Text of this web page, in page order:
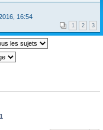
16:54
1 2 3
1